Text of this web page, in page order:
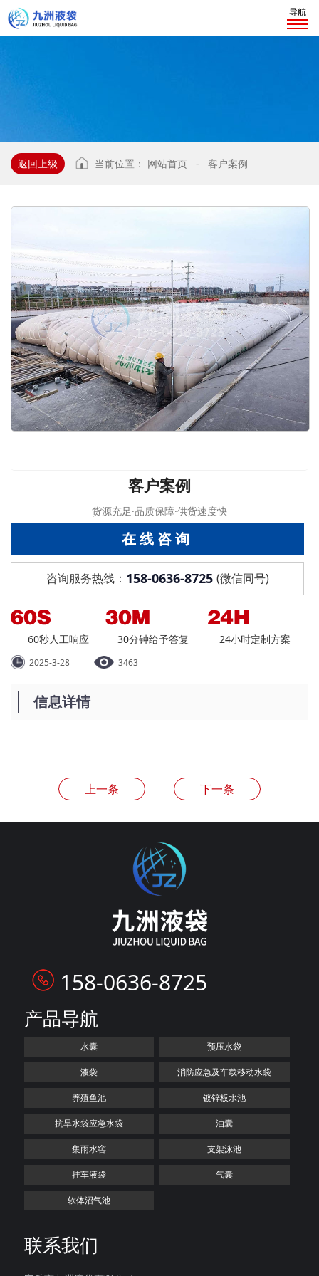
导航
返回上级 当前位置： 网站首页 - 客户案例
客户案例
货源充足·品质保障·供货速度快
在线咨询
咨询服务热线： 158-0636-8725 (微信同号)
60秒人工响应 30分钟给予答复 24小时定制方案
2025-3-28 3463
信息详情
上一条 下一条
158-0636-8725
产品导航
水囊 预压水袋
液袋 消防应急及车载移动水袋
养殖鱼池 镀锌板水池
抗旱水袋应急水袋 油囊
集雨水窖 支架泳池
挂车液袋 气囊
软体沼气池
联系我们